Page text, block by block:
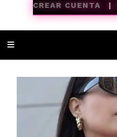
CREAR CUENTA